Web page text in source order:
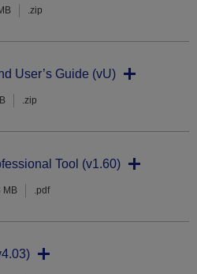
.zip
User’s Guide (vU)
.zip
Tool (v1.60)
MB .pdf